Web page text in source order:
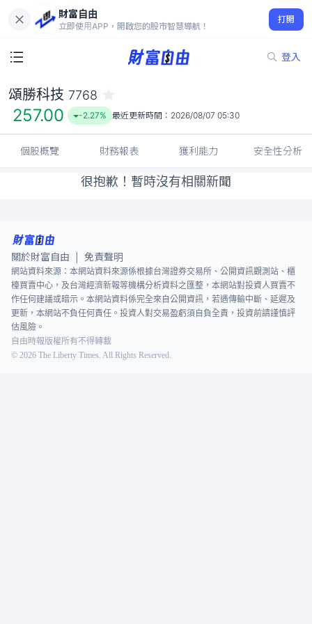
財富自由
立即使用APP，開啟您的股市智慧導航！
打開
登入
257.00
-2.27%
頌勝科技 7768
257.00 -2.27% 最近更新時間： 2026/08/07 05:30
個股概覽 財務報表 獲利能力 安全性分析
很抱歉！暫時沒有相關新聞
關於財富自由 免責聲明
網站資料來源：本網站資料來源係根據台灣證券交易所、公開資訊觀測站、櫃
檯買賣中心，及台灣經濟新報等機構分析資料之匯整，本網站對投資人買賣不
作任何建議或暗示。本網站資料係完全來自公開資訊，若遇傳輸中斷、延遲及
更新，本網站不負任何責任。投資人對交易盈虧須自負全責，投資前請謹慎評
估風險。
自由時報版權所有不得轉載
© 2026 The Liberty Times. All Rights Reserved.